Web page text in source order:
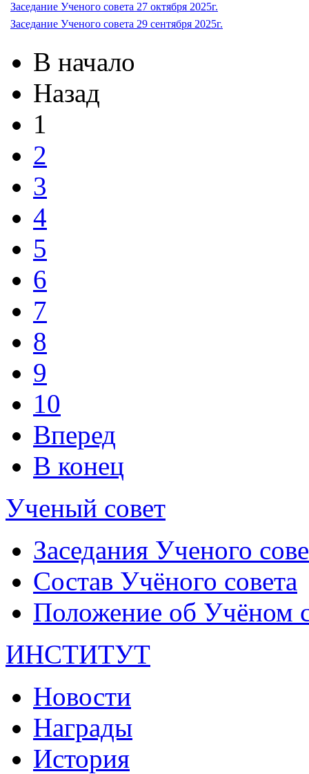
Заседание Ученого совета 27 октября 2025г.
Заседание Ученого совета 29 сентября 2025г.
В начало
Назад
1
2
3
4
5
6
7
8
9
10
Вперед
В конец
Ученый совет
Заседания Ученого
Состав Учёного совета
Положение об Учёном
ИНСТИТУТ
Новости
Награды
История